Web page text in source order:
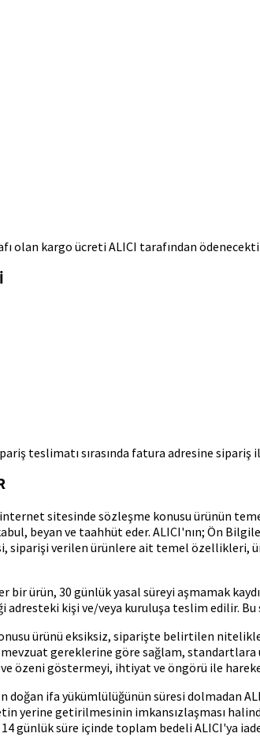
olan kargo ücreti ALICI tarafından
teslimatı sırasında fatura adresine
internet sitesinde sözleşme konusu ürünün
beyan ve taahhüt eder. ALICI'nın; Ön
siparişi verilen ürünlere ait temel özellikleri,
bir ürün, 30 günlük yasal süreyi aşmamak
adresteki kişi ve/veya kuruluşa teslim edilir.
ürünü eksiksiz, siparişte belirtilen
gereklerine göre sağlam,
ve özeni göstermeyi, ihtiyat ve öngörü ile
doğan ifa yükümlülüğünün süresi dolmadan
yerine getirilmesinin imkansızlaşması
günlük süre içinde toplam bedeli ALICI'ya